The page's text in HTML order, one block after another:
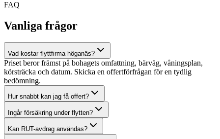
FAQ
Vanliga frågor
Vad kostar flyttfirma höganäs?
Priset beror främst på bohagets omfattning, bärväg, våningsplan,
körsträcka och datum. Skicka en offertförfrågan för en tydlig
bedömning.
Hur snabbt kan jag få offert?
Ingår försäkring under flytten?
Kan RUT-avdrag användas?